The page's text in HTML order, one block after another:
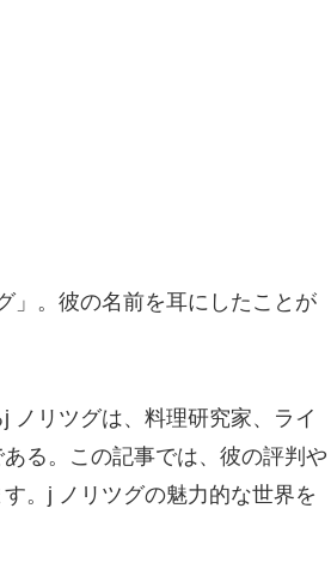
」。彼の名前を耳にしたことが
ノリツグは、料理研究家、ライ
る。この記事では、彼の評判や
。j ノリツグの魅力的な世界を